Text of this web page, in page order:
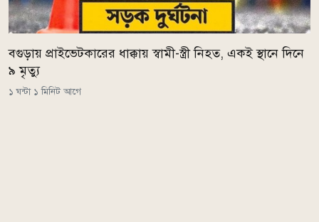
বগুড়ায় প্রাইভেটকারের ধাক্কায় স্বামী-স্ত্রী নিহত, একই স্থানে দিনে
৯ মৃত্যু
১ ঘন্টা ১ মিনিট আগে